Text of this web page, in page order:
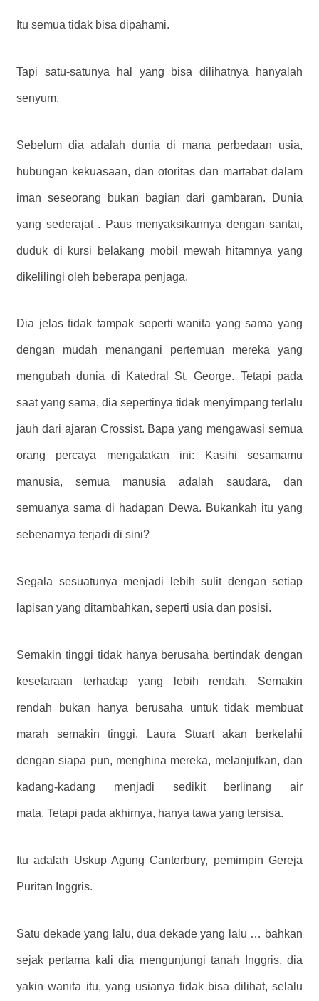
Itu semua tidak bisa dipahami.
Tapi satu-satunya hal yang bisa dilihatnya hanyalah
senyum.
Sebelum dia adalah dunia di mana perbedaan usia,
hubungan kekuasaan, dan otoritas dan martabat dalam
iman seseorang bukan bagian dari gambaran. Dunia
yang sederajat . Paus menyaksikannya dengan santai,
duduk di kursi belakang mobil mewah hitamnya yang
dikelilingi oleh beberapa penjaga.
Dia jelas tidak tampak seperti wanita yang sama yang
dengan mudah menangani pertemuan mereka yang
mengubah dunia di Katedral St. George. Tetapi pada
saat yang sama, dia sepertinya tidak menyimpang terlalu
jauh dari ajaran Crossist. Bapa yang mengawasi semua
orang percaya mengatakan ini: Kasihi sesamamu
manusia, semua manusia adalah saudara, dan
semuanya sama di hadapan Dewa. Bukankah itu yang
sebenarnya terjadi di sini?
Segala sesuatunya menjadi lebih sulit dengan setiap
lapisan yang ditambahkan, seperti usia dan posisi.
Semakin tinggi tidak hanya berusaha bertindak dengan
kesetaraan terhadap yang lebih rendah. Semakin
rendah bukan hanya berusaha untuk tidak membuat
marah semakin tinggi. Laura Stuart akan berkelahi
dengan siapa pun, menghina mereka, melanjutkan, dan
kadang-kadang menjadi sedikit berlinang air
mata. Tetapi pada akhirnya, hanya tawa yang tersisa.
Itu adalah Uskup Agung Canterbury, pemimpin Gereja
Puritan Inggris.
Satu dekade yang lalu, dua dekade yang lalu … bahkan
sejak pertama kali dia mengunjungi tanah Inggris, dia
yakin wanita itu, yang usianya tidak bisa dilihat, selalu